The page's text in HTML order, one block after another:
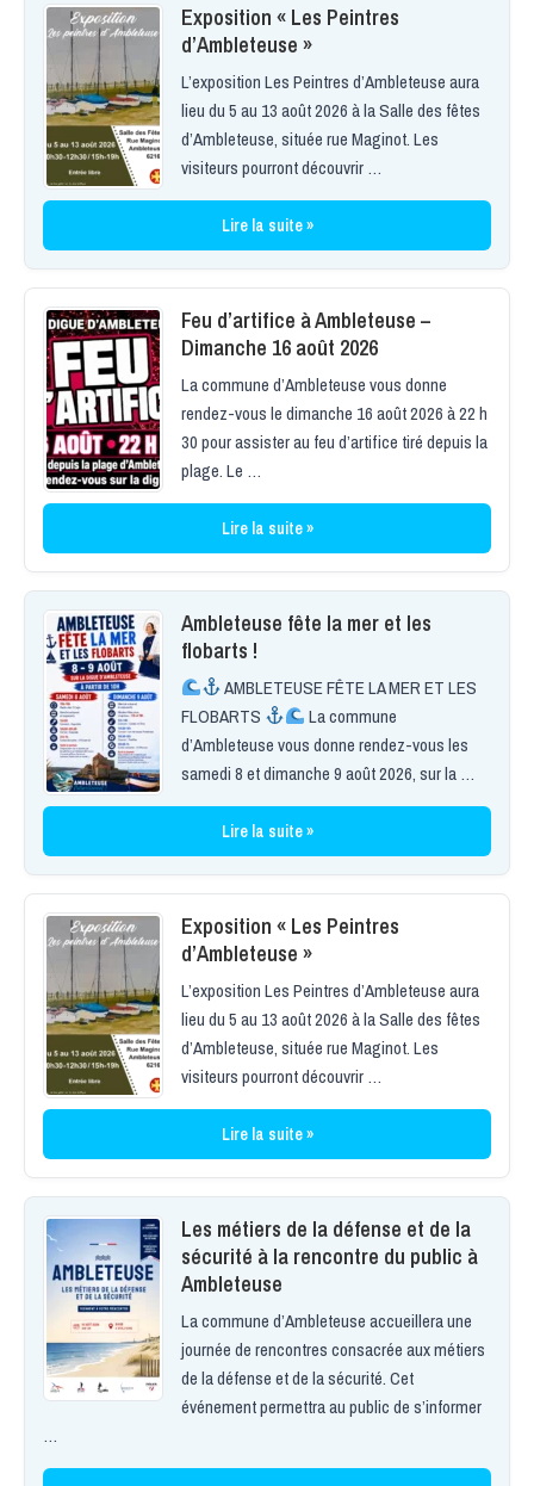
Exposition « Les Peintres
d’Ambleteuse »
L’exposition Les Peintres d’Ambleteuse aura
lieu du 5 au 13 août 2026 à la Salle des fêtes
d’Ambleteuse, située rue Maginot. Les
visiteurs pourront découvrir …
Lire la suite »
Feu d’artifice à Ambleteuse –
Dimanche 16 août 2026
La commune d’Ambleteuse vous donne
rendez-vous le dimanche 16 août 2026 à 22 h
30 pour assister au feu d’artifice tiré depuis la
plage. Le …
Lire la suite »
Ambleteuse fête la mer et les
flobarts !
AMBLETEUSE FÊTE LA MER ET LES
FLOBARTS
La commune
d’Ambleteuse vous donne rendez-vous les
samedi 8 et dimanche 9 août 2026, sur la …
Lire la suite »
Exposition « Les Peintres
d’Ambleteuse »
L’exposition Les Peintres d’Ambleteuse aura
lieu du 5 au 13 août 2026 à la Salle des fêtes
d’Ambleteuse, située rue Maginot. Les
visiteurs pourront découvrir …
Lire la suite »
Les métiers de la défense et de la
sécurité à la rencontre du public à
Ambleteuse
La commune d’Ambleteuse accueillera une
journée de rencontres consacrée aux métiers
de la défense et de la sécurité. Cet
événement permettra au public de s’informer
…